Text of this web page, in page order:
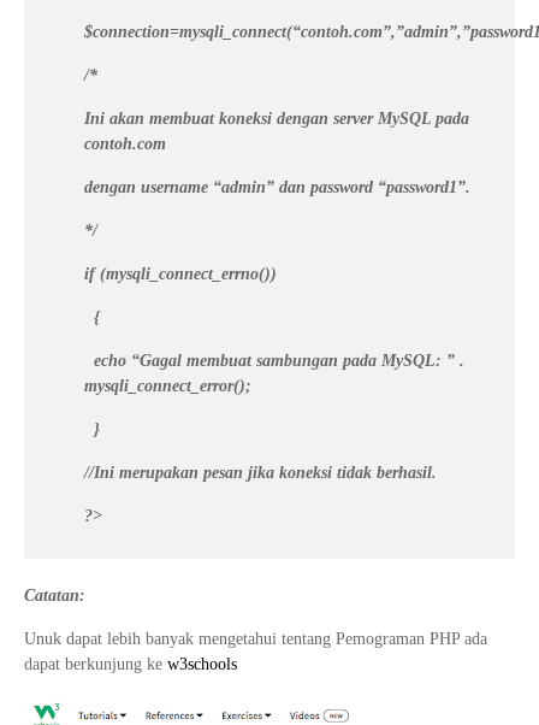
/*
Ini akan membuat koneksi dengan server MySQL pada
contoh.com
dengan username “admin” dan password “password1”.
*/
if (mysqli_connect_errno())
{
echo “Gagal membuat sambungan pada MySQL: ” .
mysqli_connect_error();
}
//Ini merupakan pesan jika koneksi tidak berhasil.
?>
Catatan:
Unuk dapat lebih banyak mengetahui tentang Pemograman PHP ada
dapat berkunjung ke w3schools